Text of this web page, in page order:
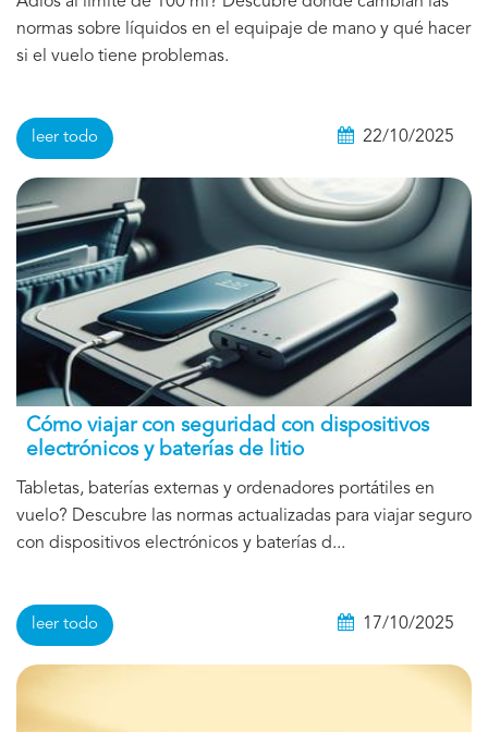
normas sobre líquidos en el equipaje de mano y qué hacer
si el vuelo tiene problemas.
leer todo 22/10/2025
Cómo viajar con seguridad con dispositivos
electrónicos y baterías de litio
Tabletas, baterías externas y ordenadores portátiles en
vuelo? Descubre las normas actualizadas para viajar seguro
con dispositivos electrónicos y baterías d...
leer todo 17/10/2025